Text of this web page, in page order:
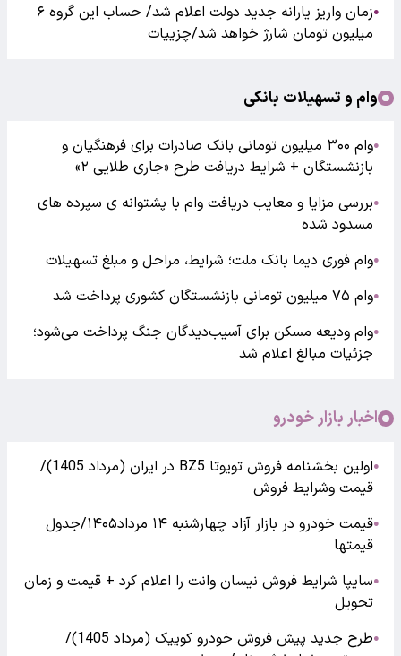
●
زمان واریز یارانه جدید دولت اعلام شد/ حساب این گروه ۶
میلیون تومان شارژ خواهد شد/چزییات
وام و تسهیلات بانکی
●
وام ۳۰۰ میلیون تومانی بانک صادرات برای فرهنگیان و
بازنشستگان + شرایط دریافت طرح «جاری طلایی ۲»
●بررسی مزایا و معایب دریافت وام با پشتوانه ی سپرده های
مسدود شده
●وام فوری دیما بانک ملت؛ شرایط، مراحل و مبلغ تسهیلات
●وام ۷۵ میلیون تومانی بازنشستگان کشوری پرداخت شد
●وام ودیعه مسکن برای آسیب‌دیدگان جنگ پرداخت می‌شود؛
جزئیات مبالغ اعلام شد
اخبار بازار خودرو
●
اولین بخشنامه فروش تویوتا BZ5 در ایران (مرداد 1405)/
قیمت وشرایط فروش
●
قیمت خودرو در بازار آزاد چهارشنبه ۱۴ مرداد۱۴۰۵/جدول
قیمتها
●سایپا شرایط فروش نیسان وانت را اعلام کرد + قیمت و زمان
تحویل
●
طرح جدید پیش فروش خودرو کوییک (مرداد 1405)/